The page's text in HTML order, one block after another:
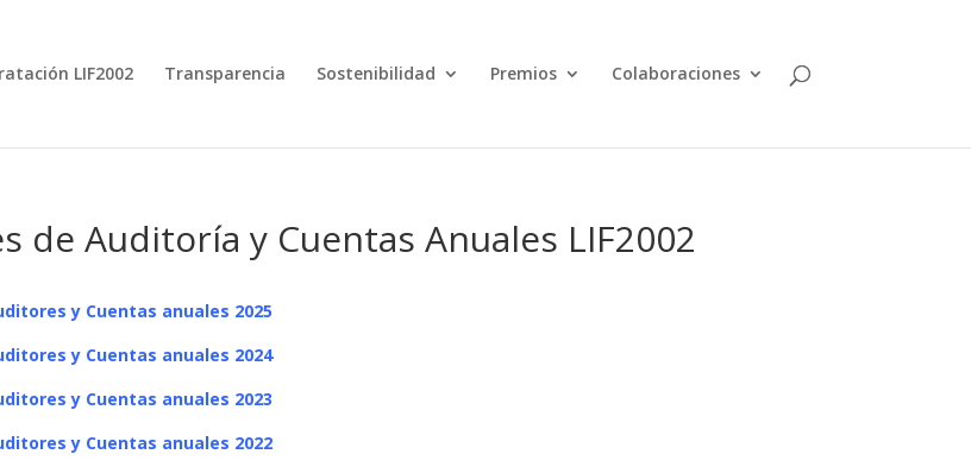
LIF2002 Transparencia Sostenibilidad Premios Colaboraciones
de Auditoría y Cuentas Anuales LIF2002
y Cuentas anuales 2025
y Cuentas anuales 2024
y Cuentas anuales 2023
y Cuentas anuales 2022